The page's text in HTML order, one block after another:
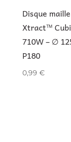
Disque
Xtract™
710W – ∅
P180
0,99 €